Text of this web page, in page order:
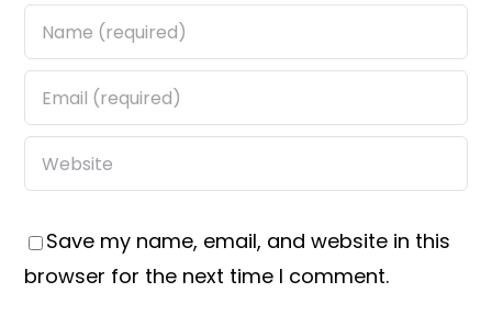
Save my name, email, and website in this
browser for the next time I comment.